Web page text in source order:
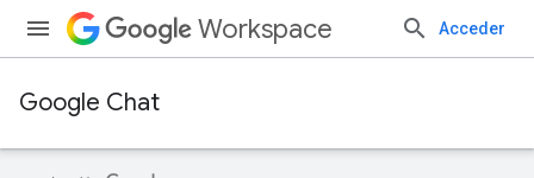
Workspace Acceder
Google Chat